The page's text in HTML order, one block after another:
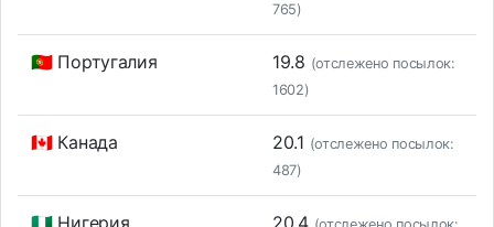
765)
🇵🇹 Португалия 19.8 (отслежено посылок:
1602)
🇨🇦 Канада 20.1 (отслежено посылок:
487)
🇳🇬 Нигерия 20.4